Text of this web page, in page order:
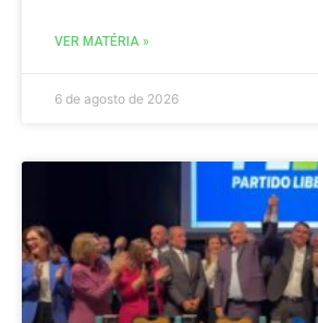
VER MATÉRIA »
6 de agosto de 2026